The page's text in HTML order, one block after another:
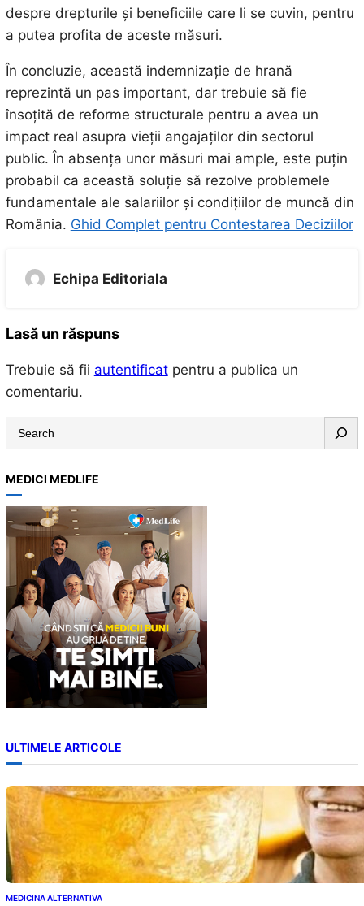
despre drepturile și beneficiile care li se cuvin, pentru
a putea profita de aceste măsuri.
În concluzie, această indemnizație de hrană
reprezintă un pas important, dar trebuie să fie
însoțită de reforme structurale pentru a avea un
impact real asupra vieții angajaților din sectorul
public. În absența unor măsuri mai ample, este puțin
probabil ca această soluție să rezolve problemele
fundamentale ale salariilor și condițiilor de muncă din
România. Ghid Complet pentru Contestarea Deciziilor
Echipa Editoriala
Lasă un răspuns
Trebuie să fii autentificatpentru a publica un
comentariu.
r
c
h
MEDICI MEDLIFE
ULTIMELE ARTICOLE
MEDICINA ALTERNATIVA